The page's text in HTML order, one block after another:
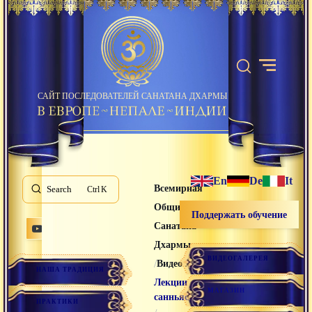
САЙТ ПОСЛЕДОВАТЕЛЕЙ САНАТАНА ДХАРМЫ
Search K
НАША ТРАДИЦИЯ
ПРАКТИКИ
Всемирная
Община
Санатана
Дхармы
/Видео лекции/
Лекции
санньяси
En De It
Поддержать обучение
ВИДЕОГАЛЕРЕЯ
МАГАЗИН